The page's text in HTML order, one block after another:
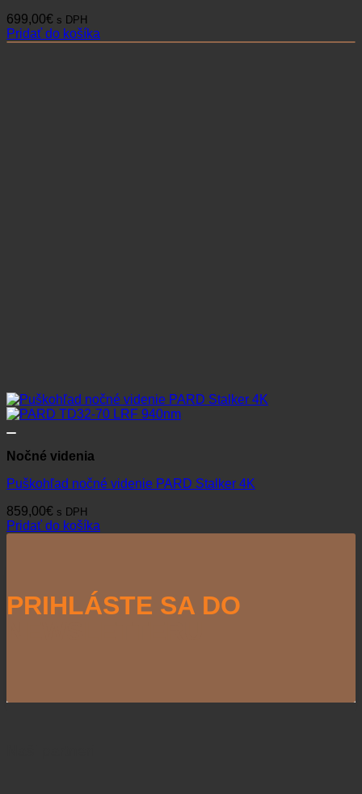
699,00€ s DPH
Pridať do košíka
Nočné videnia
Puškohľad nočné videnie PARD Stalker 4K
859,00€ s DPH
Pridať do košíka
PRIHLÁSTE SA DO